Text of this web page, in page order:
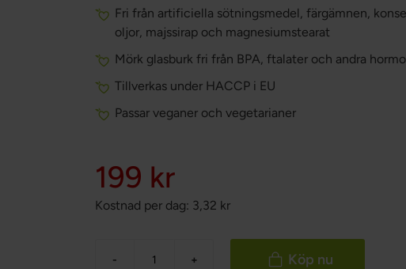
Fri från artificiella sötningsmedel, färgämnen,
oljor, majssirap och magnesiumstearat
Mörk glasburk fri från BPA, ftalater och andra
Tillverkas under HACCP i EU
Passar veganer och vegetarianer
199 kr
Kostnad per dag: 3,32 kr
- + Köp nu